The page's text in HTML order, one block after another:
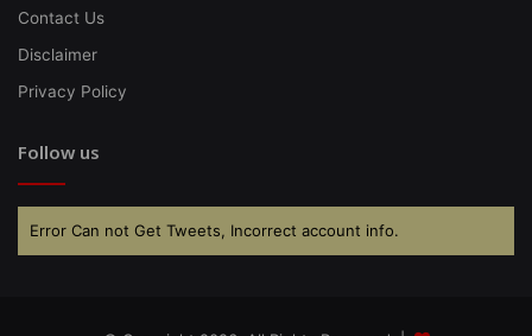
Contact Us
Disclaimer
Privacy Policy
Follow us
Error Can not Get Tweets, Incorrect account info.